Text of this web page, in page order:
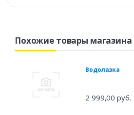
Похожие товары магазина
Водолазка
2 999,00 руб.